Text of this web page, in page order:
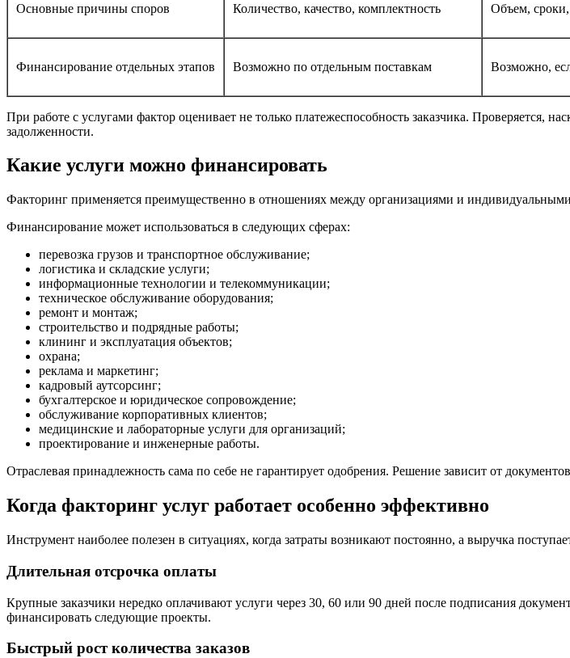
Основные причины споров Количество, качество, комплектность Объем, сроки,
Финансирование отдельных этапов Возможно по отдельным поставкам Возможно,
При работе с услугами фактор оценивает не только платежеспособность заказчика. Проверяется,
задолженности.
Какие услуги можно финансировать
Факторинг применяется преимущественно в отношениях между организациями и
Финансирование может использоваться в следующих сферах:
перевозка грузов и транспортное обслуживание;
логистика и складские услуги;
информационные технологии и телекоммуникации;
техническое обслуживание оборудования;
ремонт и монтаж;
строительство и подрядные работы;
клининг и эксплуатация объектов;
охрана;
реклама и маркетинг;
кадровый аутсорсинг;
бухгалтерское и юридическое сопровождение;
обслуживание корпоративных клиентов;
медицинские и лабораторные услуги для организаций;
проектирование и инженерные работы.
Отраслевая принадлежность сама по себе не гарантирует одобрения. Решение зависит от
Когда факторинг услуг работает особенно эффективно
Инструмент наиболее полезен в ситуациях, когда затраты возникают постоянно, а выручка
Длительная отсрочка оплаты
Крупные заказчики нередко оплачивают услуги через 30, 60 или 90 дней после подписания
финансировать следующие проекты.
Быстрый рост количества заказов